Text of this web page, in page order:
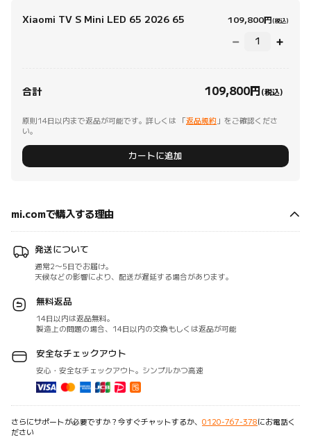
Xiaomi TV S Mini LED 65 2026 65 109,800円 (税込)
合計 109,800 円 (税込)
原則14日以内まで返品が可能です。詳しくは 「返品規約 」をご確認くださ
い。
カートに追加
mi.comで購入する理由
発送について
通常2～5日でお届け。
天候などの影響により、配送が遅延する場合があります。
無料返品
14日以内は返品無料。
製造上の問題の場合、14日以内の交換もしくは返品が可能
安全なチェックアウト
安心・安全なチェックアウト。シンプルかつ高速
さらにサポートが必要ですか？今すぐチャットするか、 0120-767-378にお電話く
ださい